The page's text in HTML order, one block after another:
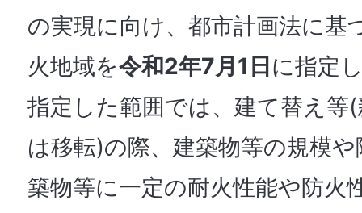
の実現に向け、都市計画法に基
火地域を令和2年7月1日 に指定
指定した範囲では、建て替え等
は移転)の際、建築物等の規模
築物等に一定の耐火性能や防火